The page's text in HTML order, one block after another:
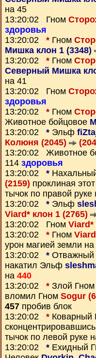
на 45
13:20:02 Гном
здоровья
13:20:02 * Гном
Мишка клон 1 (3348)
13:20:02 * Гном
Северный Мишка
на 41
13:20:02 Гном
здоровья
13:20:02 * Гном
Животное бойцовое
13:20:02 * Эльф
Колюня (2045)
13:20:02 Животное
114 здоровья
13:20:02 *
(2159) проклиная
тычок по правой руке
13:20:02 * Эльф
Viard* клон 1 (2765)
13:20:02 Гном Viard*
13:20:02 * Гном
урон магией земли на
13:20:02 * Отважный
накатил Эльф
на 440
13:20:02 * Злой Гном
вломил Гном Sogur
457 пробив блок
13:20:02 * Коварный
тычок по левой руке
13:20:02 * Ехидный